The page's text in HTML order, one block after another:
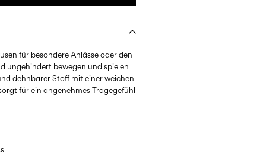
für besondere Anlässe oder den
ungehindert bewegen und spielen
dehnbarer Stoff mit einer weichen
für ein angenehmes Tragegefühl